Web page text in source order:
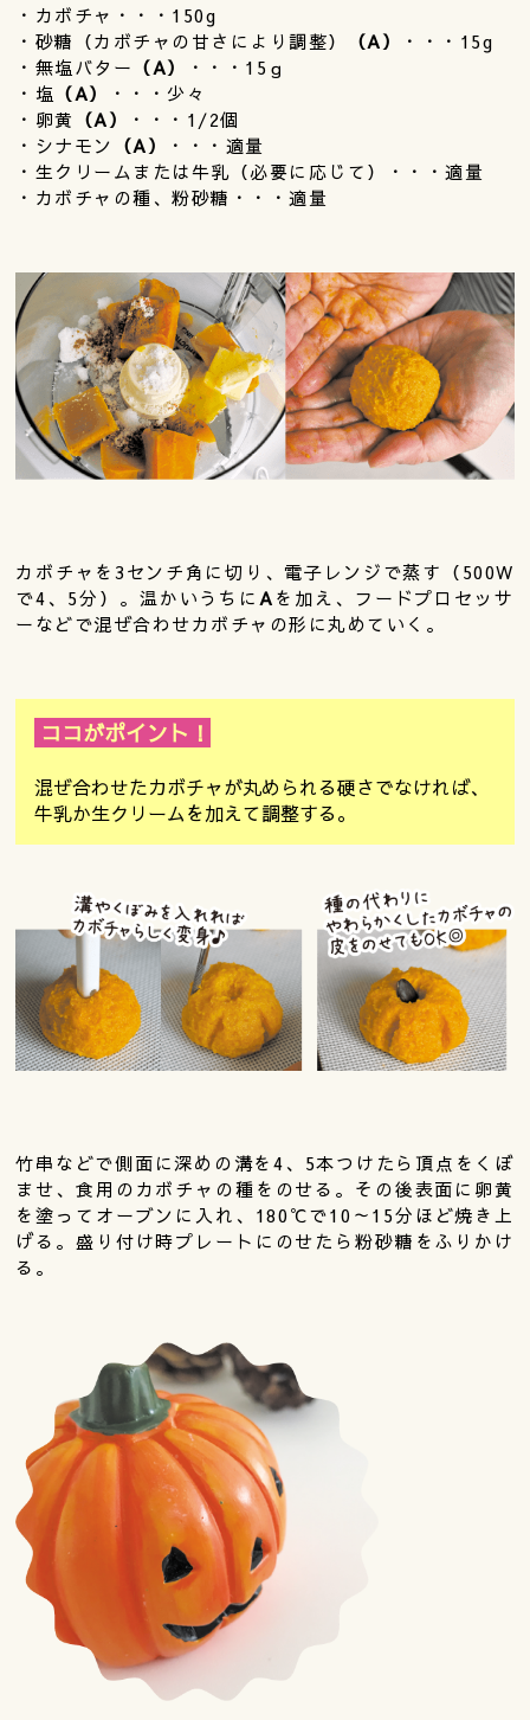
・カボチャ・・・150g
・砂糖（カボチャの甘さにより調整）
（A）
・・・15g
・無塩バター （A）
・・・15ｇ
・塩 （A）
・・・少々
・卵黄 （A）
・・・1/2個
・シナモン （A）
・・・適量
・生クリームまたは牛乳（必要に応じて）・・・適量
・カボチャの種、粉砂糖・・・適量
カボチャを3センチ角に切り、電子レンジで蒸す（500W
で4、5分）。温かいうちに Aを加え、フードプロセッサ
ーなどで混ぜ合わせカボチャの形に丸めていく。
ココがポイント！
混ぜ合わせたカボチャが丸められる硬さでなければ、
牛乳か生クリームを加えて調整する。
竹串などで側面に深めの溝を4、5本つけたら頂点をくぼ
ませ、食用のカボチャの種をのせる。その後表面に卵黄
を塗ってオーブンに入れ、180℃で10～15分ほど焼き上
げる。盛り付け時プレートにのせたら粉砂糖をふりかけ
る。